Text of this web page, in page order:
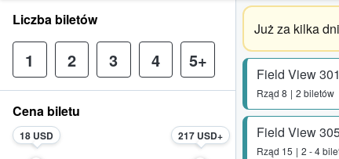
Już za kilka
Field View 301
Rząd 8 2 biletów
Field View
Rząd 15 2 - 4
Liczba biletów
1 2 3 4 5+
Cena biletu
18 USD 217 USD